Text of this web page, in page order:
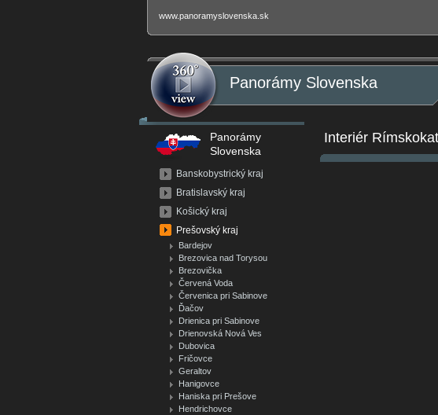
www.panoramyslovenska.sk
Panorámy Slovenska
Panorámy
Slovenska
Banskobystrický kraj
Bratislavský kraj
Košický kraj
Prešovský kraj
Bardejov
Brezovica nad Torysou
Brezovička
Červená Voda
Červenica pri Sabinove
Ďačov
Drienica pri Sabinove
Drienovská Nová Ves
Dubovica
Fričovce
Geraltov
Hanigovce
Haniska pri Prešove
Hendrichovce
Interiér